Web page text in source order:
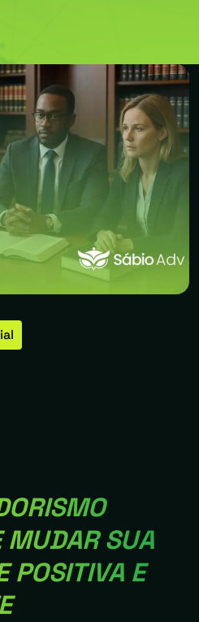
MUDAR SUA
POSITIVA E